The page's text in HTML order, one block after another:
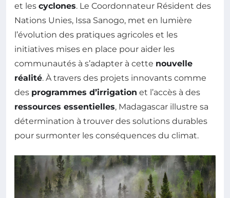
et les cyclones. Le Coordonnateur Résident des
Nations Unies, Issa Sanogo, met en lumière
l’évolution des pratiques agricoles et les
initiatives mises en place pour aider les
communautés à s’adapter à cette nouvelle
réalité. À travers des projets innovants comme
des programmes d’irrigation et l’accès à des
ressources essentielles, Madagascar illustre sa
détermination à trouver des solutions durables
pour surmonter les conséquences du climat.